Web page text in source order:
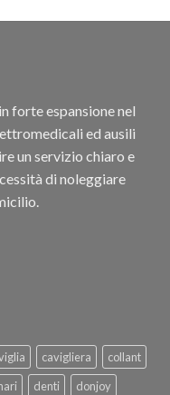
forte espansione nel
ed ausili
un servizio chiaro e
di noleggiare
cavigliera
collant
denti
donjoy